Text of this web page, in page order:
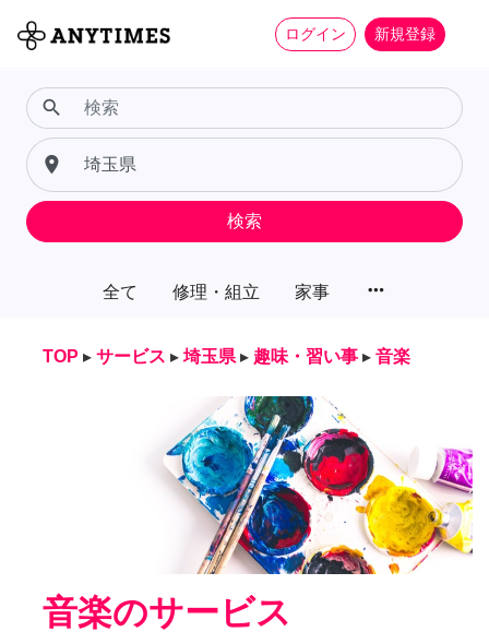
ログイン 新規登録
全て 修理・組立 家事 more_horiz
search
place
検索
TOP ▸ サービス ▸ 埼玉県 ▸ 趣味・習い事 ▸ 音楽
音楽のサービス